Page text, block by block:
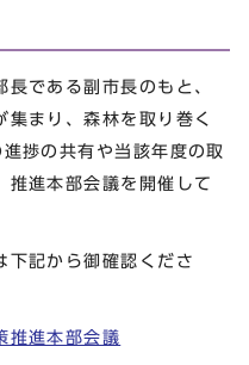
である副市長のもと、
まり、森林を取り巻く
捗の共有や当該年度の取
推進本部会議を開催して
記から御確認くださ
推進本部会議